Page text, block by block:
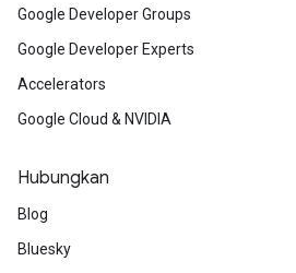
Google Developer Groups
Google Developer Experts
Accelerators
Google Cloud & NVIDIA
Hubungkan
Blog
Bluesky